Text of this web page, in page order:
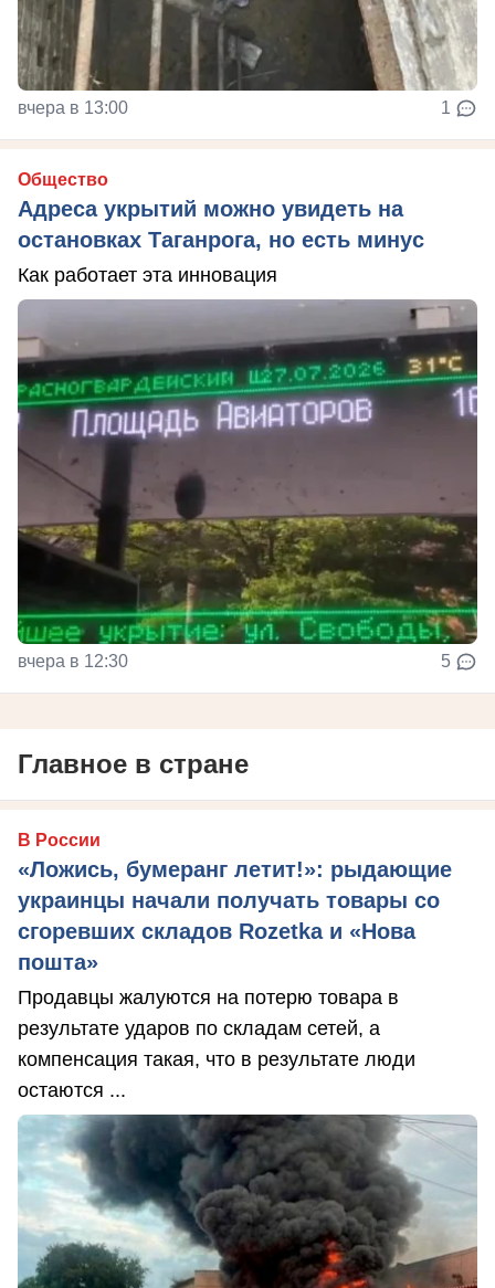
вчера в 13:00 1
Общество
Адреса укрытий можно увидеть на
остановках Таганрога, но есть минус
Как работает эта инновация
вчера в 12:30 5
Главное в стране
В России
«Ложись, бумеранг летит!»: рыдающие
украинцы начали получать товары со
сгоревших складов Rozetka и «Нова
пошта»
Продавцы жалуются на потерю товара в
результате ударов по складам сетей, а
компенсация такая, что в результате люди
остаются ...